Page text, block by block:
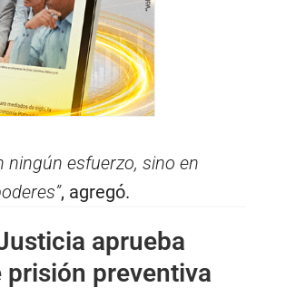
ningún esfuerzo, sino en
, agregó.
aprueba
preventiva